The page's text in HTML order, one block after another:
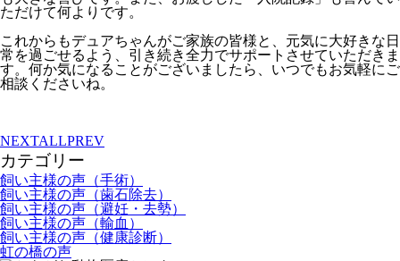
ただけて何よりです。
これからもデュアちゃんがご家族の皆様と、元気に大好きな日
常を過ごせるよう、引き続き全力でサポートさせていただきま
す。何か気になることがございましたら、いつでもお気軽にご
相談くださいね。
NEXTALLPREV
カテゴリー
飼い主様の声（手術）
飼い主様の声（歯石除去）
飼い主様の声（避妊・去勢）
飼い主様の声（輸血）
飼い主様の声（健康診断）
虹の橋の声